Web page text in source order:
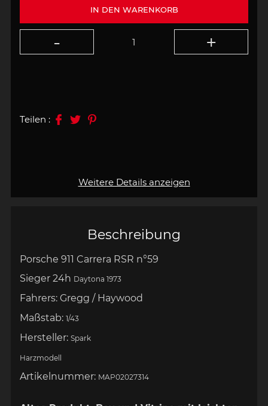
Beschreibung
Porsche 911 Carrera RSR n°59
Sieger 24h Daytona 1973
Fahrers: Gregg / Haywood
Maßstab: 1/43
Hersteller: Spark
Harzmodell
Artikelnummer: MAP02027314
Weitere Details anzeigen
IN DEN WARENKORB
Teilen :